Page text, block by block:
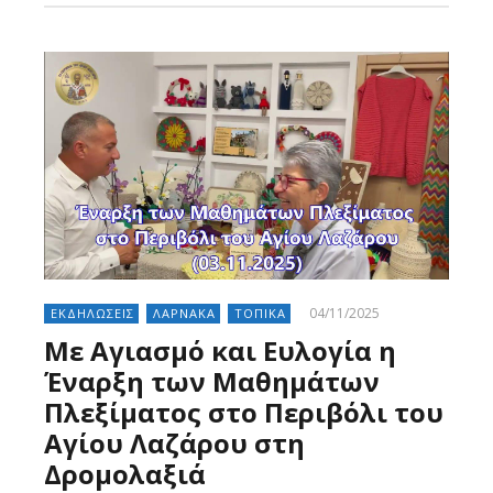
ΕΚΔΗΛΩΣΕΙΣ ΛΑΡΝΑΚΑ ΤΟΠΙΚΑ 04/11/2025
Με Αγιασμό και Ευλογία η
Έναρξη των Μαθημάτων
Πλεξίματος στο Περιβόλι του
Αγίου Λαζάρου στη
Δρομολαξιά